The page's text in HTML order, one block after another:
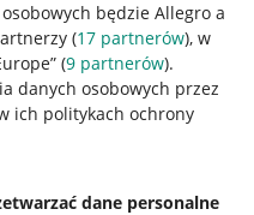
będzie Allegro a
(17 partnerów), w
(9 partnerów).
danych osobowych przez
ich politykach ochrony
dane personalne